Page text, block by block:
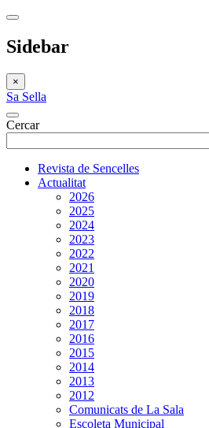
Sidebar
×
Sa Sella
Cercar
Revista de Sencelles
Actualitat
2026
2025
2024
2023
2022
2021
2020
2019
2018
2017
2016
2015
2014
2013
2012
Comunicats de La Sala
Escoleta Municipal